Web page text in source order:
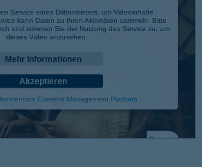
Service eines Drittanbieters, um Videoinhalte
kann Daten zu Ihren Aktivitäten sammeln. Bitte
und stimmen Sie der Nutzung des Service zu, um
dieses Video anzusehen.
Mehr Informationen
Akzeptieren
Consent Management Platform